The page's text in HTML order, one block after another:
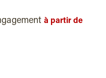
à partir de